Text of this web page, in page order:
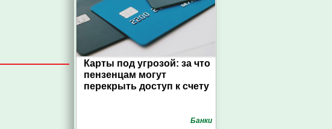
Карты под угрозой: за что
пензенцам могут
перекрыть доступ к счету
Банки